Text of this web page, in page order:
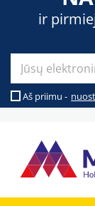
ir
Aš priimu -